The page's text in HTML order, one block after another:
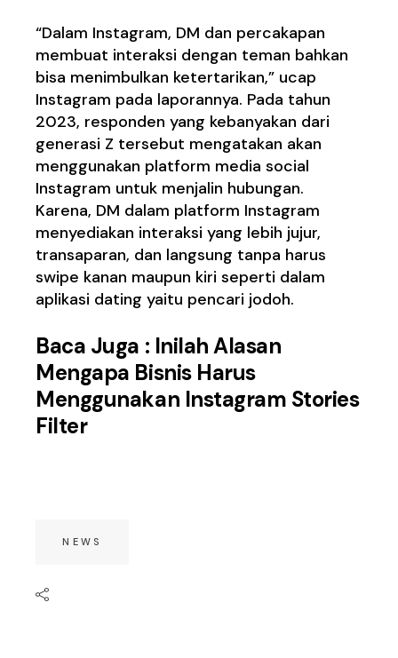
“Dalam Instagram, DM dan percakapan
membuat interaksi dengan teman bahkan
bisa menimbulkan ketertarikan,” ucap
Instagram pada laporannya. Pada tahun
2023, responden yang kebanyakan dari
generasi Z tersebut mengatakan akan
menggunakan platform media social
Instagram untuk menjalin hubungan.
Karena, DM dalam platform Instagram
menyediakan interaksi yang lebih jujur,
transaparan, dan langsung tanpa harus
swipe kanan maupun kiri seperti dalam
aplikasi dating yaitu pencari jodoh.
Baca Juga : Inilah Alasan
Mengapa Bisnis Harus
Menggunakan Instagram Stories
Filter
NEWS